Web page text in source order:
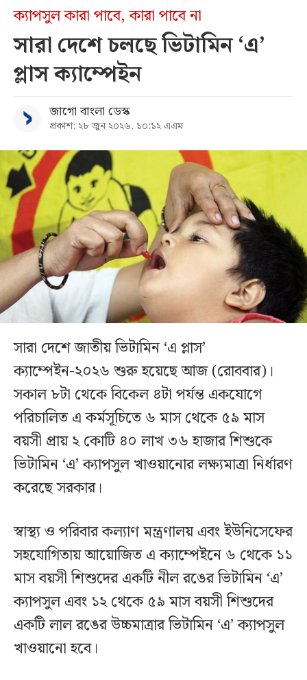
ক্যাপসুল কারা পাবে, কারা পাবে না
সারা দেশে চলছে ভিটামিন ‘এ’
প্লাস ক্যাম্পেইন
জাগো বাংলা ডেস্ক
প্রকাশ: ২৮ জুন ২০২৬, ১০:১২ এএম
সারা দেশে জাতীয় ভিটামিন ‘এ প্লাস’
ক্যাম্পেইন-২০২৬ শুরু হয়েছে আজ (রোববার)।
সকাল ৮টা থেকে বিকেল ৪টা পর্যন্ত একযোগে
পরিচালিত এ কর্মসূচিতে ৬ মাস থেকে ৫৯ মাস
বয়সী প্রায় ২ কোটি ৪০ লাখ ৩৬ হাজার শিশুকে
ভিটামিন ‘এ’ ক্যাপসুল খাওয়ানোর লক্ষ্যমাত্রা নির্ধারণ
করেছে সরকার।
স্বাস্থ্য ও পরিবার কল্যাণ মন্ত্রণালয় এবং ইউনিসেফের
সহযোগিতায় আয়োজিত এ ক্যাম্পেইনে ৬ থেকে ১১
মাস বয়সী শিশুদের একটি নীল রঙের ভিটামিন ‘এ’
ক্যাপসুল এবং ১২ থেকে ৫৯ মাস বয়সী শিশুদের
একটি লাল রঙের উচ্চমাত্রার ভিটামিন ‘এ’ ক্যাপসুল
খাওয়ানো হবে।